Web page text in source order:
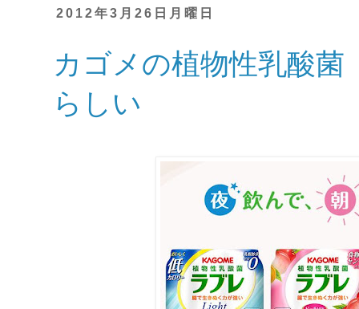
2012年3月26日月曜日
カゴメの植物性乳酸菌
らしい